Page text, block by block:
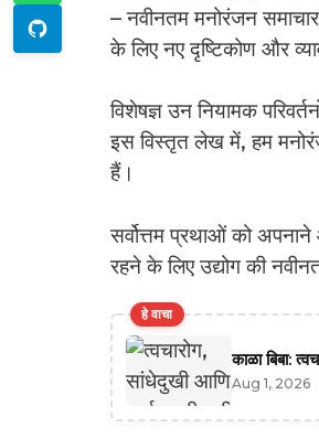
– नवीनतम मनोरंजन
के लिए नए दृष्टिकोण और
विशेषज्ञ उन नियामक
इस विस्तृत लेख में, हम
हैं।
सर्वोत्तम प्रथाओं को
रहने के लिए उद्योग की
हे वाचा
काळा बिबा:
Aug 1, 2026